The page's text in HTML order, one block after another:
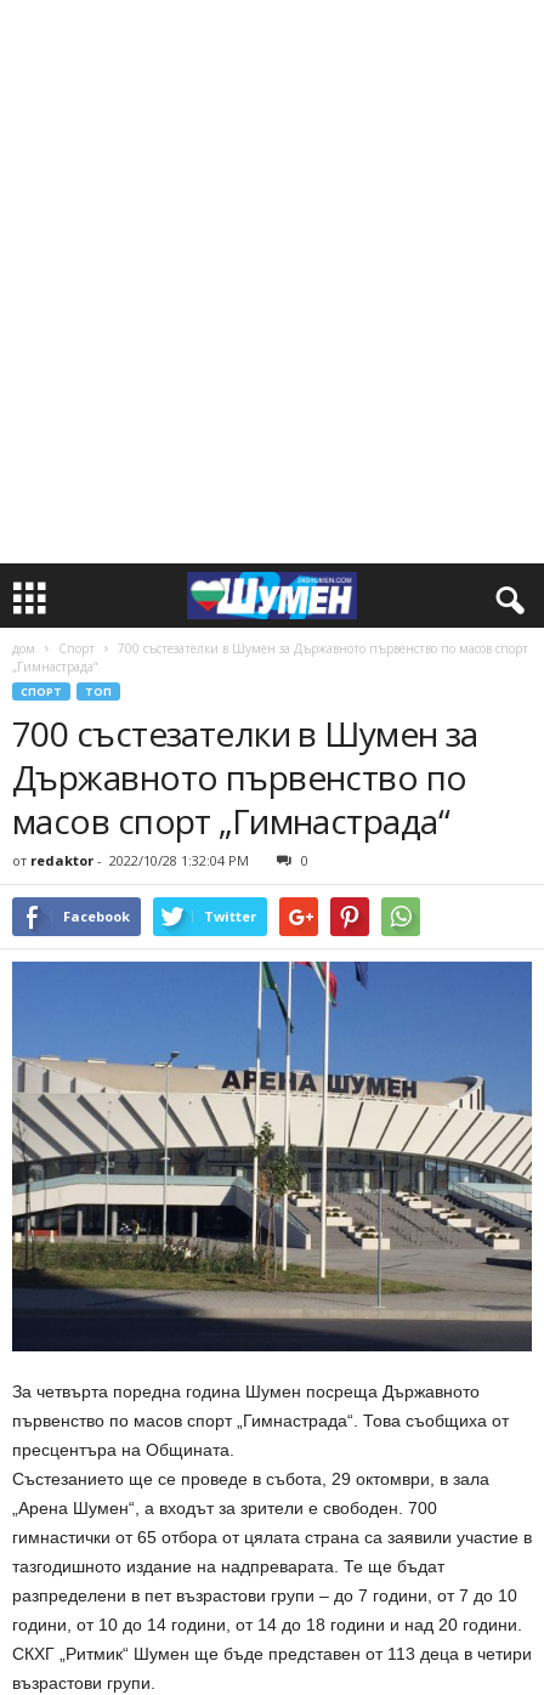
дом Спорт
700 състезателки в Шумен за Държавното първенство по масов спорт
„Гимнастрада“
СПОРТ ТОП
700 състезателки в Шумен за
Държавното първенство по
масов спорт „Гимнастрада“
от redaktor - 2022/10/28 1:32:04 PM 0
Facebook Twitter
За четвърта поредна година Шумен посреща Държавното
първенство по масов спорт „Гимнастрада“. Това съобщиха от
пресцентъра на Общината.
Състезанието ще се проведе в събота, 29 октомври, в зала
„Арена Шумен“, а входът за зрители е свободен. 700
гимнастички от 65 отбора от цялата страна са заявили участие в
тазгодишното издание на надпреварата. Те ще бъдат
разпределени в пет възрастови групи – до 7 години, от 7 до 10
години, от 10 до 14 години, от 14 до 18 години и над 20 години.
СКХГ „Ритмик“ Шумен ще бъде представен от 113 деца в четири
възрастови групи.